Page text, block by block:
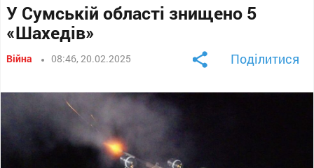
У Сумській області знищено 5
«Шахедів»
Війна 08:46, 20.02.2025 Поділитися